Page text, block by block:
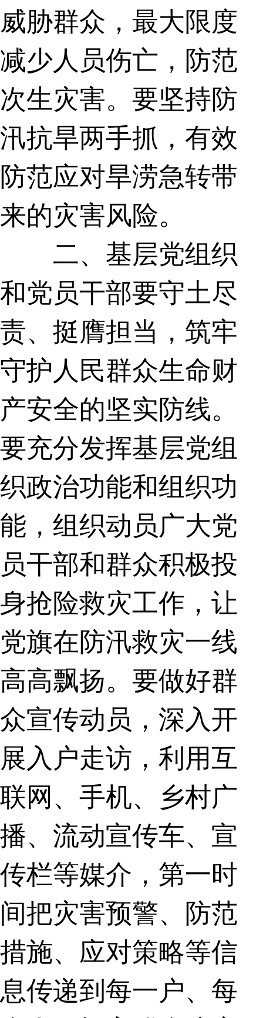
威胁群众，最大限度
减少人员伤亡，防范
次生灾害。要坚持防
汛抗旱两手抓，有效
防范应对旱涝急转带
来的灾害风险。
二、基层党组织
和党员干部要守土尽
责、挺膺担当，筑牢
守护人民群众生命财
产安全的坚实防线。
要充分发挥基层党组
织政治功能和组织功
能，组织动员广大党
员干部和群众积极投
身抢险救灾工作，让
党旗在防汛救灾一线
高高飘扬。要做好群
众宣传动员，深入开
展入户走访，利用互
联网、手机、乡村广
播、流动宣传车、宣
传栏等媒介，第一时
间把灾害预警、防范
措施、应对策略等信
息传递到每一户、每